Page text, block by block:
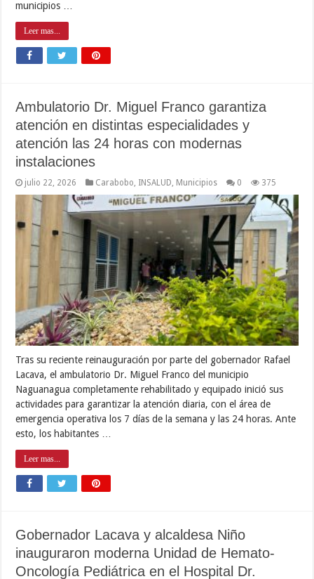
municipios …
Leer mas...
Ambulatorio Dr. Miguel Franco garantiza
atención en distintas especialidades y
atención las 24 horas con modernas
instalaciones
julio 22, 2026 Carabobo, INSALUD, Municipios 0 375
Tras su reciente reinauguración por parte del gobernador Rafael
Lacava, el ambulatorio Dr. Miguel Franco del municipio
Naguanagua completamente rehabilitado y equipado inició sus
actividades para garantizar la atención diaria, con el área de
emergencia operativa los 7 días de la semana y las 24 horas. Ante
esto, los habitantes …
Leer mas...
Gobernador Lacava y alcaldesa Niño
inauguraron moderna Unidad de Hemato-
Oncología Pediátrica en el Hospital Dr.